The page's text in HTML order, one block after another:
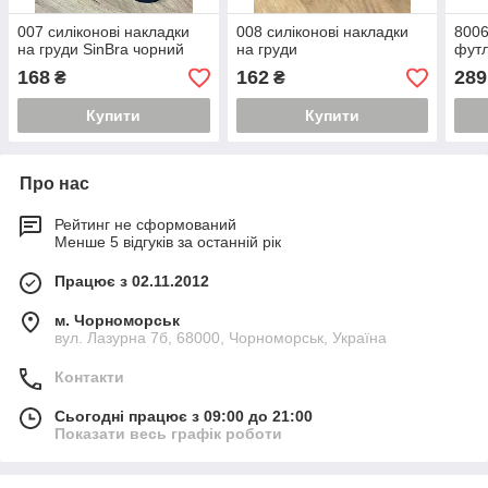
007 силіконові накладки
на груди SinBra чорний
168 ₴
Купити
008 силіконові накладки
на груди
162₴
Купити
289
Про нас
Рейтинг не сформований
Менше 5 відгуків за останній рік
Працює з 02.11.2012
м. Чорноморськ
вул. Лазурна 7б, 68000, Чорноморськ, Україна
Контакти
Сьогодні працює з 09:00 до 21:00
Показати весь графік роботи